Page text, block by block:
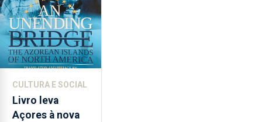
CULTURA E SOCIAL
Livro leva
Açores à nova